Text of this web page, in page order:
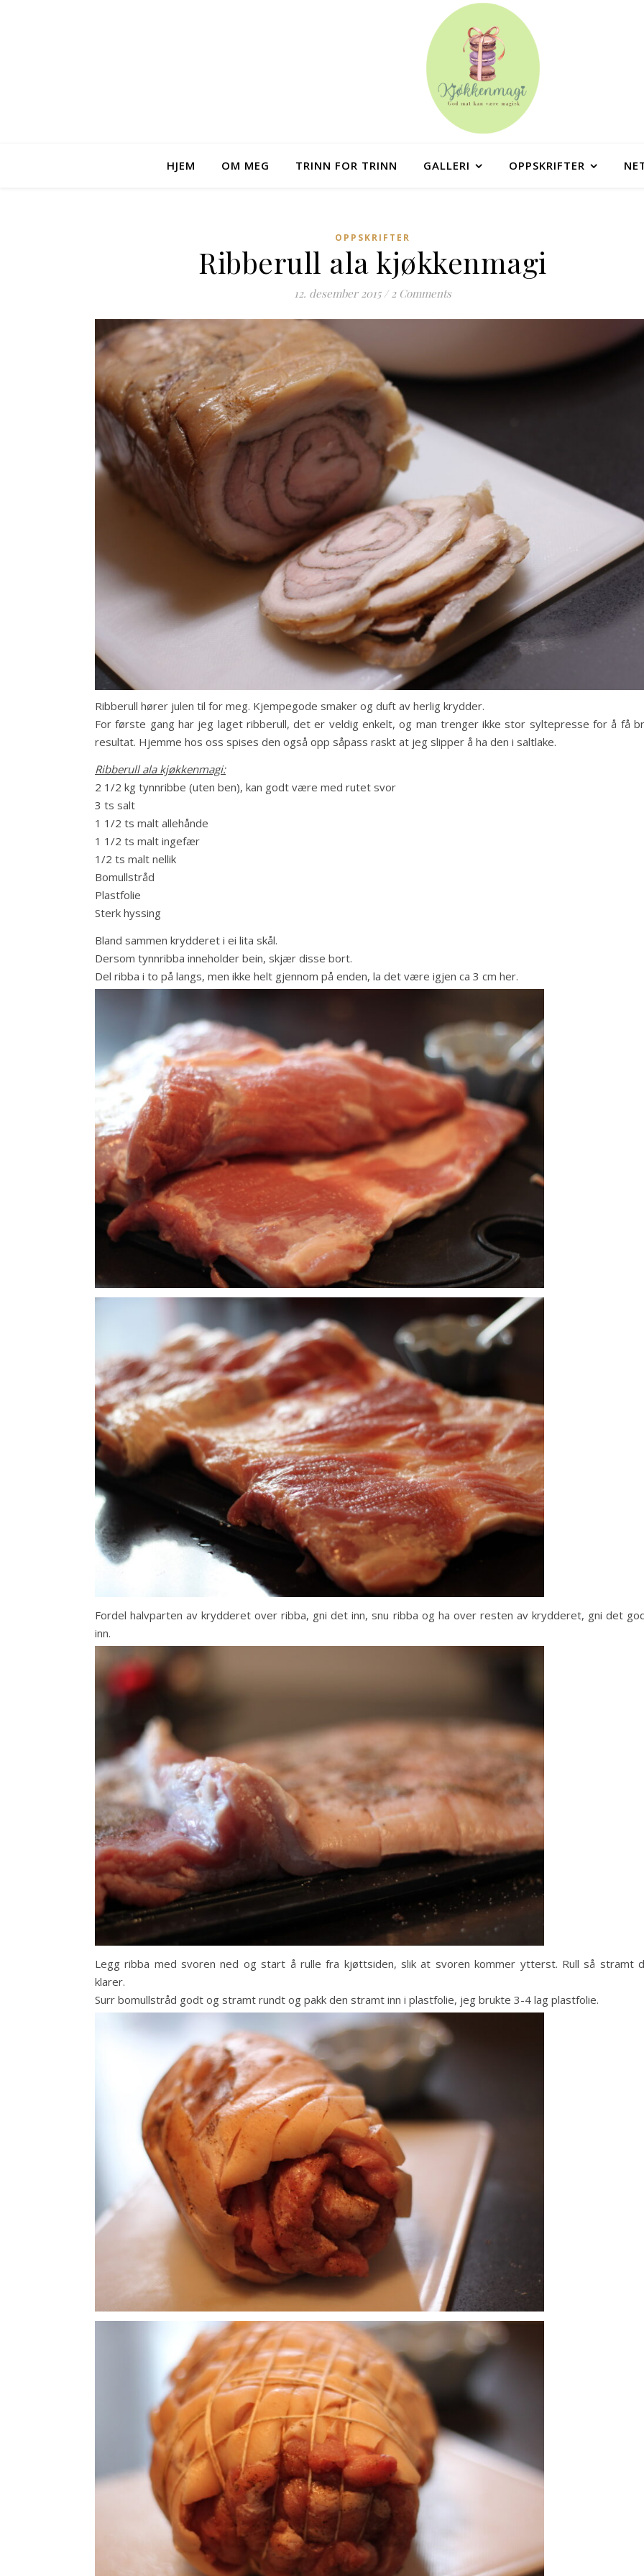
HJEM OM MEG TRINN FOR TRINN GALLERI OPPSKRIFTER
OPPSKRIFTER
Ribberull ala kjøkkenmagi
12. desember 2015 / 2 Comments
Ribberull hører julen til for meg. Kjempegode smaker og duft av herlig krydder.
For første gang har jeg laget ribberull, det er veldig enkelt, og man trenger ikke stor syltepresse for å få
resultat. Hjemme hos oss spises den også opp såpass raskt at jeg slipper å ha den i saltlake.
Ribberull ala kjøkkenmagi:
2 1/2 kg tynnribbe (uten ben), kan godt være med rutet svor
3 ts salt
1 1/2 ts malt allehånde
1 1/2 ts malt ingefær
1/2 ts malt nellik
Bomullstråd
Plastfolie
Sterk hyssing
Bland sammen krydderet i ei lita skål.
Dersom tynnribba inneholder bein, skjær disse bort.
Del ribba i to på langs, men ikke helt gjennom på enden, la det være igjen ca 3 cm her.
Fordel halvparten av krydderet over ribba, gni det inn, snu ribba og ha over resten av krydderet, gni det
inn.
Legg ribba med svoren ned og start å rulle fra kjøttsiden, slik at svoren kommer ytterst. Rull så stramt
klarer.
Surr bomullstråd godt og stramt rundt og pakk den stramt inn i plastfolie, jeg brukte 3-4 lag plastfolie.